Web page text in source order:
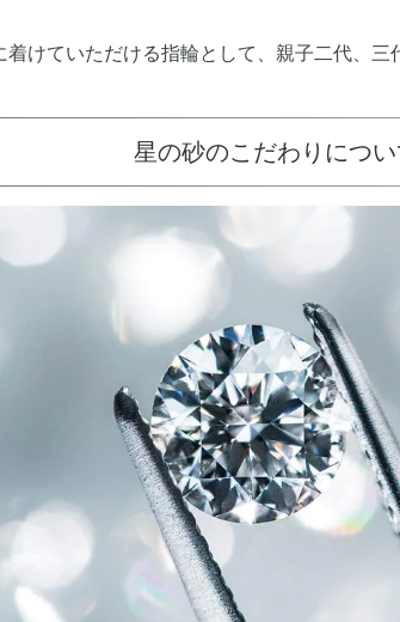
けていただける指輪として、親子二代、三
星の砂のこだわりについ